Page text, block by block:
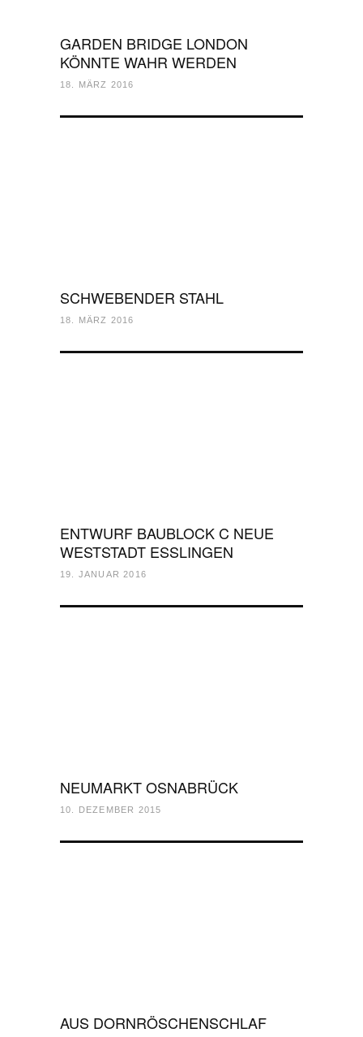
GARDEN BRIDGE LONDON
KÖNNTE WAHR WERDEN
18. MÄRZ 2016
SCHWEBENDER STAHL
18. MÄRZ 2016
ENTWURF BAUBLOCK C NEUE
WESTSTADT ESSLINGEN
19. JANUAR 2016
NEUMARKT OSNABRÜCK
10. DEZEMBER 2015
AUS DORNRÖSCHENSCHLAF